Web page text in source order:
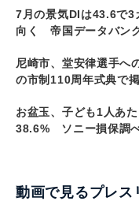
7月の景気DIは43.6で
向く 帝国データバン
尼崎市、堂安律選手
の市制110周年式典で
お盆玉、子ども1人あ
38.6% ソニー損保調
動画で見るプレス